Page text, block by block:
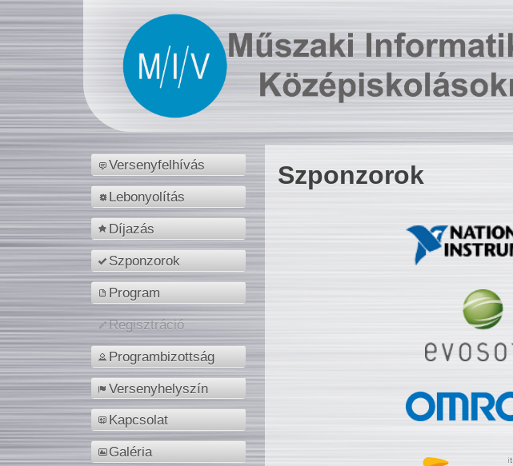
Versenyfelhívás
Lebonyolítás
Díjazás
Szponzorok
Program
Regisztráció
Programbizottság
Versenyhelyszín
Kapcsolat
Galéria
Szponzorok